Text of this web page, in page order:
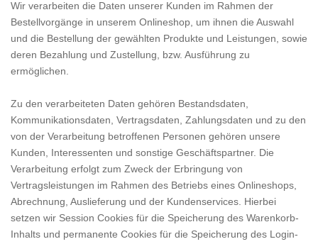
Wir verarbeiten die Daten unserer Kunden im Rahmen der
Bestellvorgänge in unserem Onlineshop, um ihnen die Auswahl
und die Bestellung der gewählten Produkte und Leistungen, sowie
deren Bezahlung und Zustellung, bzw. Ausführung zu
ermöglichen.
Zu den verarbeiteten Daten gehören Bestandsdaten,
Kommunikationsdaten, Vertragsdaten, Zahlungsdaten und zu den
von der Verarbeitung betroffenen Personen gehören unsere
Kunden, Interessenten und sonstige Geschäftspartner. Die
Verarbeitung erfolgt zum Zweck der Erbringung von
Vertragsleistungen im Rahmen des Betriebs eines Onlineshops,
Abrechnung, Auslieferung und der Kundenservices. Hierbei
setzen wir Session Cookies für die Speicherung des Warenkorb-
Inhalts und permanente Cookies für die Speicherung des Login-